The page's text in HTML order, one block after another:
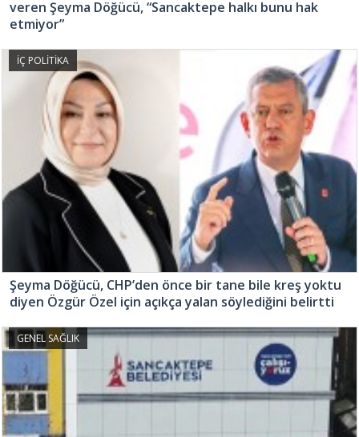
veren Şeyma Döğücü, “Sancaktepe halkı bunu hak
etmiyor”
İÇ POLİTİKA
Şeyma Döğücü, CHP’den önce bir tane bile kreş yoktu
diyen Özgür Özel için açıkça yalan söylediğini belirtti
GENEL SAĞLIK